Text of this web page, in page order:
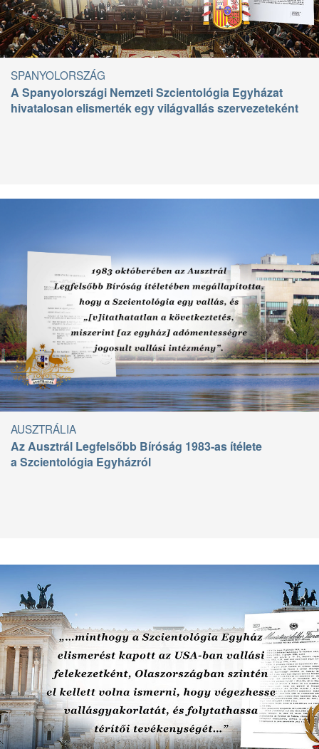
SPANYOLORSZÁG
A Spanyolországi Nemzeti Szcientológia Egyházat
hivatalosan elismerték egy világvallás szervezeteként
AUSZTRÁLIA
Az Ausztrál Legfelsőbb Bíróság 1983‑as ítélete
a Szcientológia Egyházról